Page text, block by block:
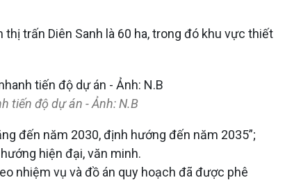
trấn Diên Sanh là 60 ha, trong đó khu vực thiết
tiến độ dự án - Ảnh: N.B
đến năm 2030, định hướng đến năm 2035”;
hiện đại, văn minh.
nhiệm vụ và đồ án quy hoạch đã được phê